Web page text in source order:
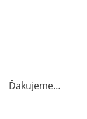
Ďakujeme…